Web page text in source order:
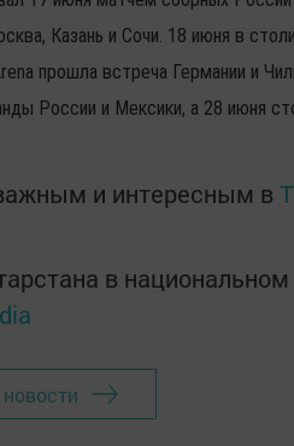
Казань и Сочи. 18 июня в
прошла встреча Германии и
России и Мексики, а 28 июня
и интересным в
в